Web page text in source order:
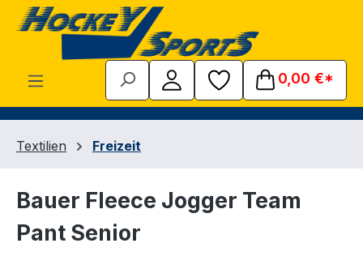
Zum Hauptinhalt springen
0,00 €*
Textilien Freizeit
Bauer Fleece Jogger Team
Pant Senior